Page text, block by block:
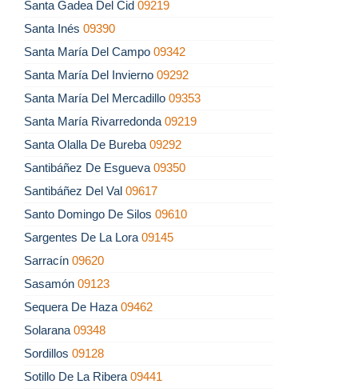
Santa Gadea Del Cid 09219
Santa Inés 09390
Santa María Del Campo 09342
Santa María Del Invierno 09292
Santa María Del Mercadillo 09353
Santa María Rivarredonda 09219
Santa Olalla De Bureba 09292
Santibáñez De Esgueva 09350
Santibáñez Del Val 09617
Santo Domingo De Silos 09610
Sargentes De La Lora 09145
Sarracín 09620
Sasamón 09123
Sequera De Haza 09462
Solarana 09348
Sordillos 09128
Sotillo De La Ribera 09441